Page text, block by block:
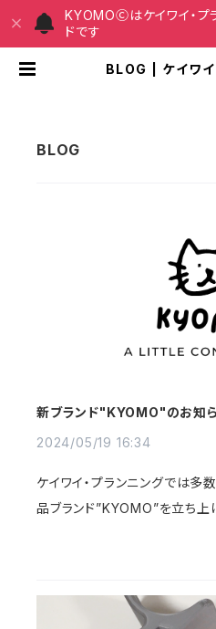
KYOMOⒸはケイワイ・プ
ドです
BLOG | ケイワイ
新ブランド"KYOMO"のお知
2024/05/19 16:34
ケイワイ・プランニングでは多
品ブランド”KYOMO”を立ち上